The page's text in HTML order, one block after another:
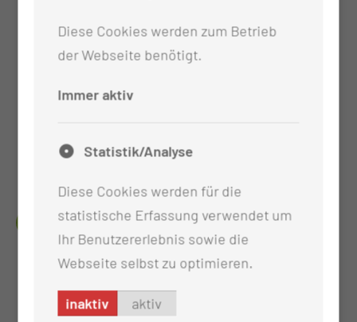
Infektionsserologie (Hepatitis und HIV)
Urinanalytik
ANSPRECHPARTNER
Diese Cookies werden zum Betrieb
der Webseite benötigt.
Immer aktiv
Statistik/Analyse
Diese Cookies werden für die
statistische Erfassung verwendet um
Ihr Benutzererlebnis sowie die
Webseite selbst zu optimieren.
inaktiv aktiv